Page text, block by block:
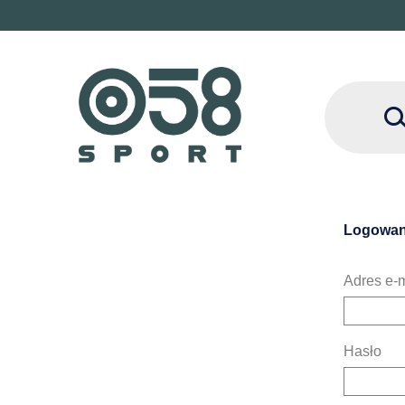
Adres e-
Hasło